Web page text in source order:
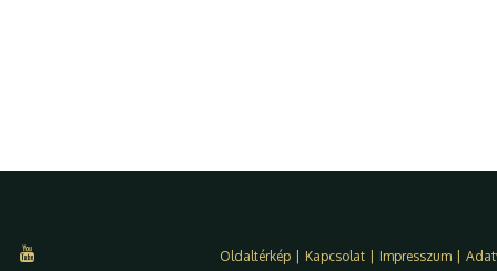
Oldaltérkép Kapcsolat Impresszum